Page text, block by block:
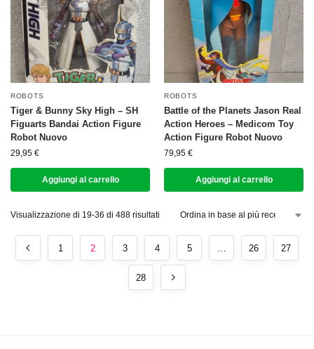
ROBOTS
Tiger & Bunny Sky High – SH
Figuarts Bandai Action Figure
Robot Nuovo
29,95 €
Aggiungi al carrello
ROBOTS
Battle of the Planets Jason Real
Action Heroes – Medicom Toy
Action Figure Robot Nuovo
79,95 €
Aggiungi al carrello
Visualizzazione di 19-36 di 488 risultati
1 2 3 4 5 … 26 27
28